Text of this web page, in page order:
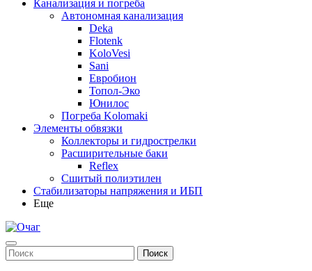
Канализация и погреба
Автономная канализация
Deka
Flotenk
KoloVesi
Sani
Евробион
Топол-Эко
Юнилос
Погреба Kolomaki
Элементы обвязки
Коллекторы и гидрострелки
Расширительные баки
Reflex
Сшитый полиэтилен
Стабилизаторы напряжения и ИБП
Еще